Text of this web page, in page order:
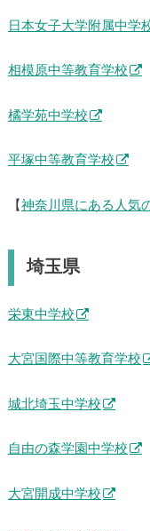
日本女子大学附属中学
相模原中等教育学校
橘学苑中学校
平塚中等教育学校
【 神奈川県にある人気
埼玉県
栄東中学校
大宮国際中等教育学校
城北埼玉中学校
自由の森学園中学校
大宮開成中学校